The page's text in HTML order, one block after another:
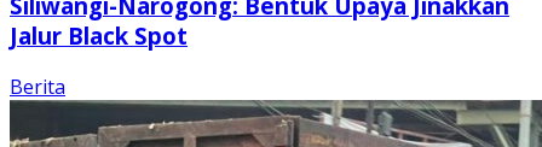
Jalur Black Spot
Berita